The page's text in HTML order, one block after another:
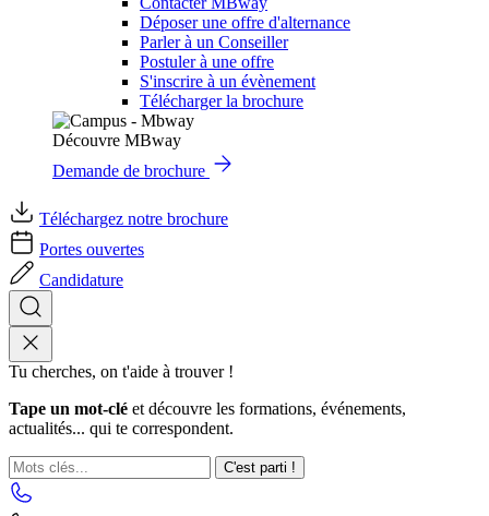
Déposer une offre d'alternance
Parler à un Conseiller
Postuler à une offre
S'inscrire à un évènement
Télécharger la brochure
Découvre MBway
Demande de brochure
Téléchargez notre brochure
Portes ouvertes
Candidature
Tu cherches, on t'aide à trouver !
Tape un mot-clé et découvre les formations, événements,
actualités... qui te correspondent.
C'est parti !